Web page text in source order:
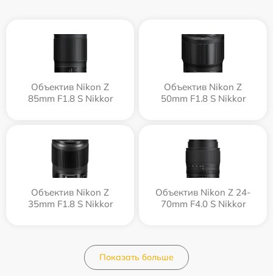
Объектив Nikon Z
85mm F1.8 S Nikkor
Объектив Nikon Z
50mm F1.8 S Nikkor
Объектив Nikon Z
35mm F1.8 S Nikkor
Объектив Nikon Z 24-
70mm F4.0 S Nikkor
Показать больше